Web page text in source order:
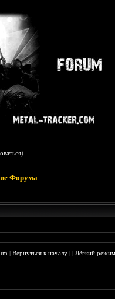
)
Форума
|Вернуться к началу ||Лёгкий